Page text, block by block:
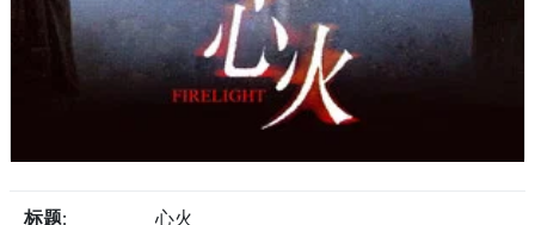
标题:
心火